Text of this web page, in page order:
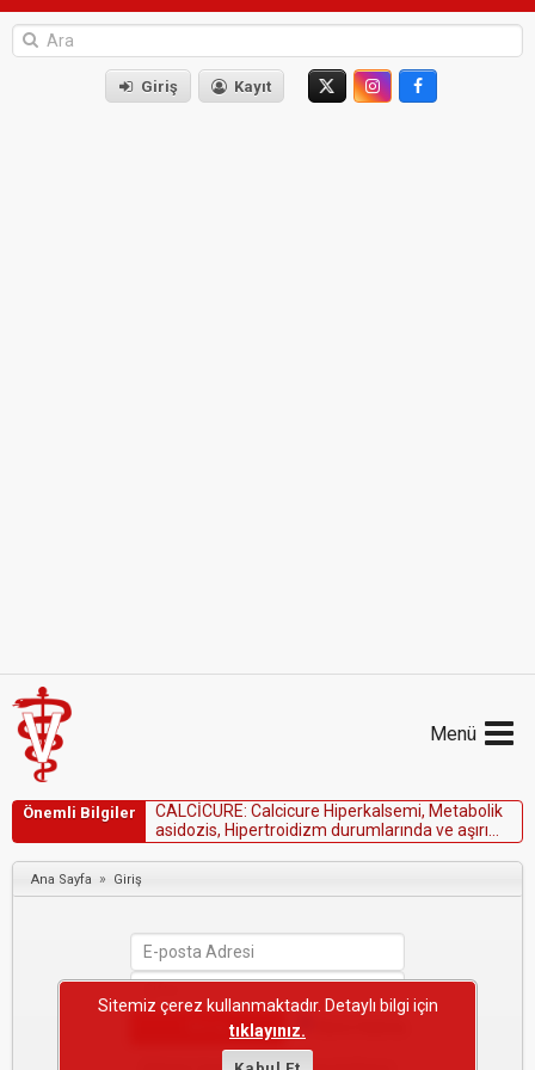
Giriş Kayıt
Menü
Önemli Bilgiler CALCİCURE: Ca cicure Hiperka semi, Metabo ik
asidozis, Hipertroidizm durum arında ve aşırı
sinirselbelirtilerinvarlığındakullanılmaz.
Ana Sayfa » Giriş
Sitemiz çerez kullanmaktadır. Detaylı bilgi için
tıklayınız.